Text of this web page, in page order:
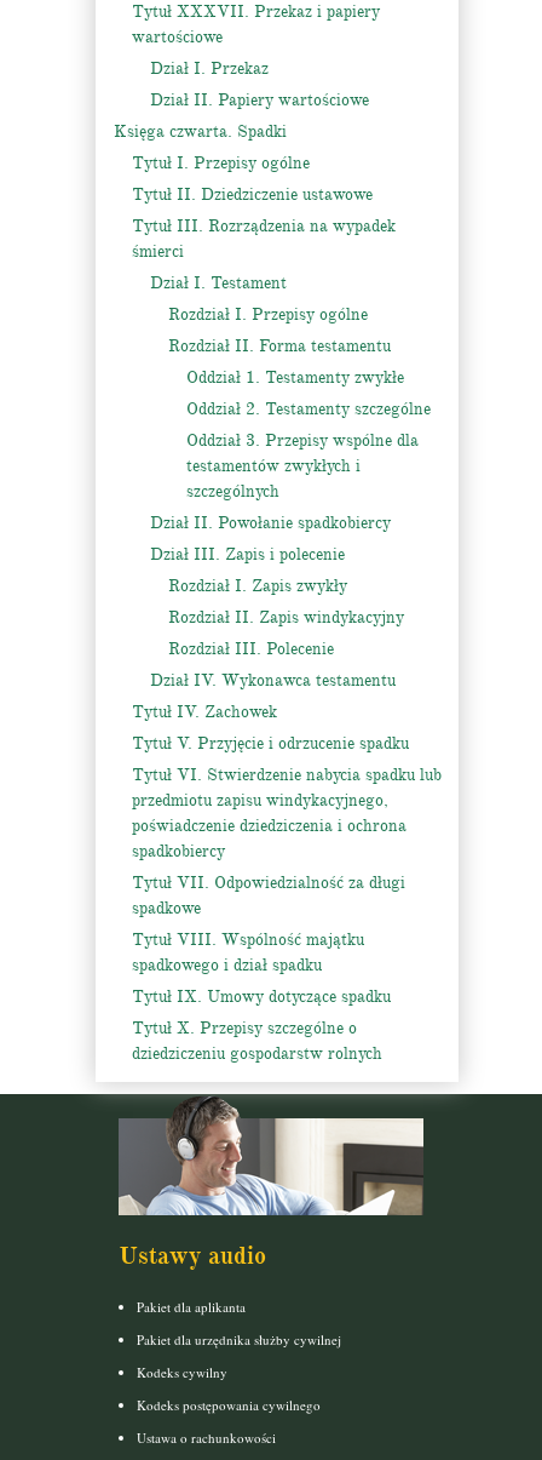
Tytuł XXXVII. Przekaz i papiery
wartościowe
Dział I. Przekaz
Dział II. Papiery wartościowe
Księga czwarta. Spadki
Tytuł I. Przepisy ogólne
Tytuł II. Dziedziczenie ustawowe
Tytuł III. Rozrządzenia na wypadek
śmierci
Dział I. Testament
Rozdział I. Przepisy ogólne
Rozdział II. Forma testamentu
Oddział 1. Testamenty zwykłe
Oddział 2. Testamenty szczególne
Oddział 3. Przepisy wspólne dla
testamentów zwykłych i
szczególnych
Dział II. Powołanie spadkobiercy
Dział III. Zapis i polecenie
Rozdział I. Zapis zwykły
Rozdział II. Zapis windykacyjny
Rozdział III. Polecenie
Dział IV. Wykonawca testamentu
Tytuł IV. Zachowek
Tytuł V. Przyjęcie i odrzucenie spadku
Tytuł VI. Stwierdzenie nabycia spadku lub
przedmiotu zapisu windykacyjnego,
poświadczenie dziedziczenia i ochrona
spadkobiercy
Tytuł VII. Odpowiedzialność za długi
spadkowe
Tytuł VIII. Wspólność majątku
spadkowego i dział spadku
Tytuł IX. Umowy dotyczące spadku
Tytuł X. Przepisy szczególne o
dziedziczeniu gospodarstw rolnych
Ustawy audio
Pakiet dla aplikanta
Pakiet dla urzędnika służby cywilnej
Kodeks cywilny
Kodeks postępowania cywilnego
Ustawa o rachunkowości